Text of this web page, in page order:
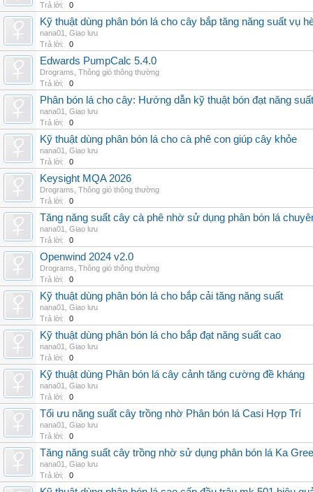
Trả lời:
0
Kỹ thuật dùng phân bón lá cho cây bắp tăng năng suất vụ
nana01
Giao lưu
Trả lời:
0
Edwards PumpCalc 5.4.0
Drograms Thông gió thông thường
Trả lời:
0
Phân bón lá cho cây: Hướng dẫn kỹ thuật bón đạt năng suất
nana01
Giao lưu
Trả lời:
0
Kỹ thuật dùng phân bón lá cho cà phê con giúp cây khỏe
nana01
Giao lưu
Trả lời:
0
Keysight MQA 2026
Drograms Thông gió thông thường
Trả lời:
0
Tăng năng suất cây cà phê nhờ sử dụng phân bón lá
nana01
Giao lưu
Trả lời:
0
Openwind 2024 v2.0
Drograms Thông gió thông thường
Trả lời:
0
Kỹ thuật dùng phân bón lá cho bắp cải tăng năng suất
nana01
Giao lưu
Trả lời:
0
Kỹ thuật dùng phân bón lá cho bắp đạt năng suất cao
nana01
Giao lưu
Trả lời:
0
Kỹ thuật dùng Phân bón lá cây cảnh tăng cường đề kháng
nana01
Giao lưu
Trả lời:
0
Tối ưu năng suất cây trồng nhờ Phân bón lá Casi Hợp Trí
nana01
Giao lưu
Trả lời:
0
Tăng năng suất cây trồng nhờ sử dụng phân bón lá Ka
nana01
Giao lưu
Trả lời:
0